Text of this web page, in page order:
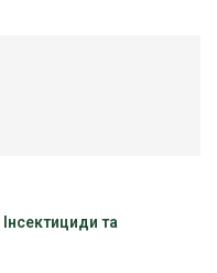
Інсектициди та